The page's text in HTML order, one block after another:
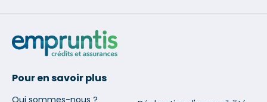
Pour en savoir plus
Qui sommes-nous ?